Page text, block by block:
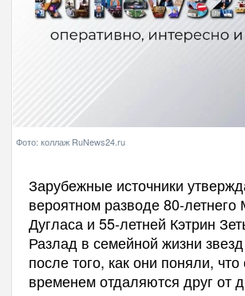
Фото: коллаж RuNews24.ru
Зарубежные источники
вероятном разводе 80-летнего
Дугласа и 55-летней Кэтрин
Разлад в семейной жизни
после того, как они поняли, что
временем отдаляются друг от